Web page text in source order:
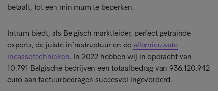
betaalt, tot een minimum te beperken.
Intrum biedt, als Belgisch marktleider, perfect getrainde
experts, de juiste infrastructuur en de allernieuwste
incassotechnieken. In 2022 hebben wij in opdracht van
10.791 Belgische bedrijven een totaalbedrag van 936.120.942
euro aan factuurbedragen succesvol ingevorderd.